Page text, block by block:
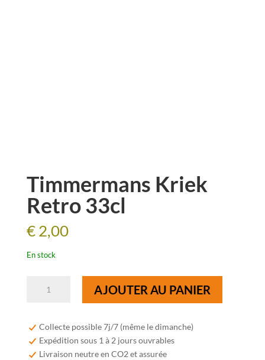
Timmermans Kriek
Retro 33cl
€2,00
En stock
Kriek
Retro
33cl
AJOUTER AU PANIER
Collecte possible 7j/7 (même le dimanche)
Expédition sous 1 à 2 jours ouvrables
Livraison neutre en CO2 et assurée